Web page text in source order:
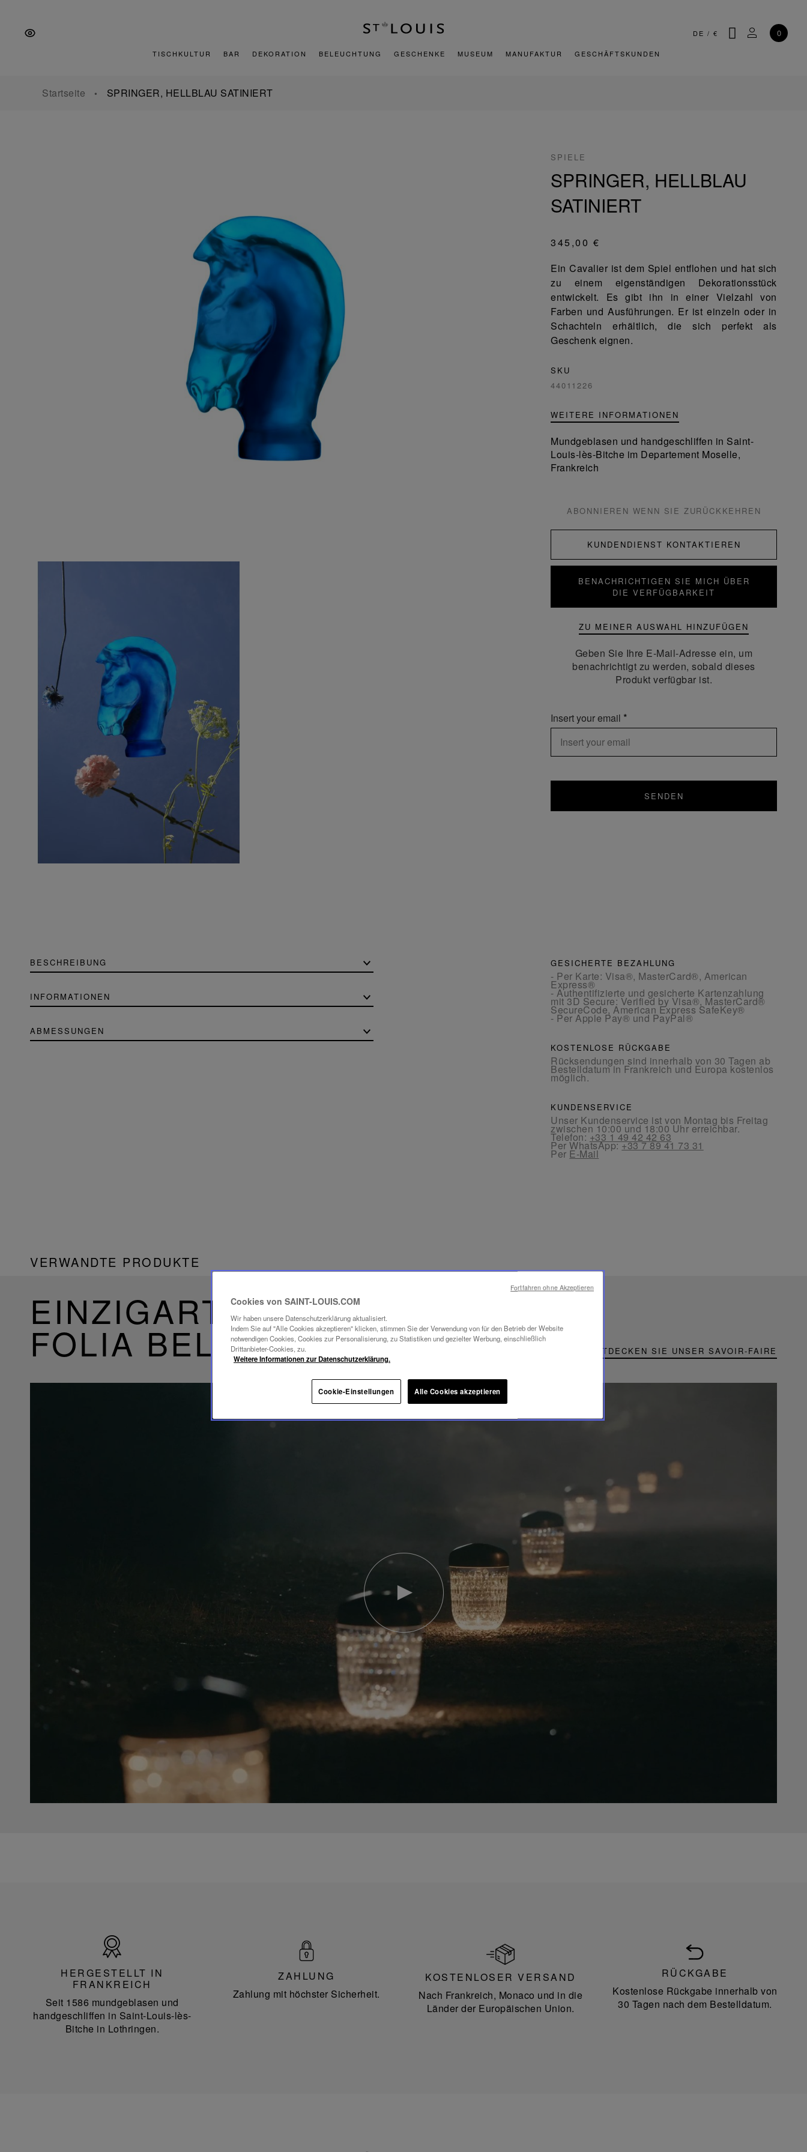
springen
springen
springen
DE / € SUCHEMEIN
0
TISCHKULTUR BAR DEKORATION BELEUCHTUNG GESCHENKE MUSEUM MANUFAKTUR GESCHÄFTSKUNDEN
Startseite SPRINGER, HELLBLAU SATINIERT
SPIELE
SPRINGER, HELLBLAU
SATINIERT
345,00 €
Ein Cavalier ist dem Spiel entflohen und hat sich
zu einem eigenständigen Dekorationsstück
entwickelt. Es gibt ihn in einer Vielzahl von
Farben und Ausführungen. Er ist einzeln oder in
Schachteln erhältlich, die sich perfekt als
Geschenk eignen.
SKU
44011226
WEITERE INFORMATIONEN
Mundgeblasen und handgeschliffen in Saint-
Louis-lès-Bitche im Departement Moselle,
Frankreich
ABONNIEREN WENN SIE ZURÜCKKEHREN
KUNDENDIENST KONTAKTIEREN
BENACHRICHTIGEN SIE MICH ÜBER
DIE VERFÜGBARKEIT
ZU MEINER AUSWAHL HINZUFÜGEN
Geben Sie Ihre E-Mail-Adresse ein, um
benachrichtigt zu werden, sobald dieses
Produkt verfügbar ist.
Insert your email
SENDEN
BESCHREIBUNG
INFORMATIONEN
ABMESSUNGEN
GESICHERTE BEZAHLUNG
- Per Karte: Visa®, MasterCard®, American
Express®
- Authentifizierte und gesicherte Kartenzahlung
mit 3D Secure: Verified by Visa®, MasterCard®
SecureCode, American Express SafeKey®
- Per Apple Pay® und PayPal®
KOSTENLOSE RÜCKGABE
Rücksendungen sind innerhalb von 30 Tagen ab
Bestelldatum in Frankreich und Europa kostenlos
möglich.
KUNDENSERVICE
Unser Kundenservice ist von Montag bis Freitag
zwischen 10:00 und 18:00 Uhr erreichbar.
Telefon:+33 1 49 42 42 63
Per WhatsApp:+33 7 89 41 73 31
Per E-Mail
VERWANDTE PRODUKTE
EINZIGARTIGES SAVOIR-FAIRE
FOLIA BELEUCHTUNG ENTDECKEN SIE UNSER SAVOIR-FAIRE
abspielen
YouTube-
Video,
Folia
Mini-
Portable-
Lampe
Frankreich
HERGESTELLT IN
FRANKREICH
Seit 1586 mundgeblasen und
handgeschliffen in Saint-Louis-lès-
Bitche in Lothringen.
ZAHLUNG
Zahlung mit höchster Sicherheit.
KOSTENLOSER VERSAND
Nach Frankreich, Monaco und in die
Länder der Europäischen Union.
RÜCKGABE
Kostenlose Rückgabe innerhalb von
30 Tagen nach dem Bestelldatum.
Cookies von SAINT-LOUIS.COM
Wir haben unsere Datenschutzerklärung aktualisiert.
Indem Sie auf "Alle Cookies akzeptieren" klicken, stimmen Sie der Verwendung von für den Betrieb der Website
notwendigen Cookies, Cookies zur Personalisierung, zu Statistiken und gezielter Werbung, einschließlich
Drittanbieter-Cookies, zu.
Weitere Informationen zur Datenschutzerklärung.
Cookie-Einstellungen Alle Cookies akzeptieren
Fortfahren ohne Akzeptieren